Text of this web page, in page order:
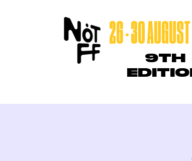
26 - 30
9TH